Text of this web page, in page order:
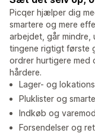
Picqer hjælper dig
smartere og mere
arbejdet, går
tingene rigtigt første
ordrer hurtigere med
hårdere.
Lager- og
Pluklister og
Indkøb og
Forsendelser og